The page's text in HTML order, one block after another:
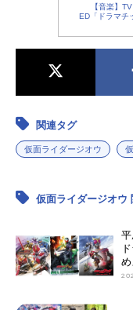
【音楽】
ED「ドラマチ
関連タグ
仮面ライダージオウ
仮面ライダージオウ
め